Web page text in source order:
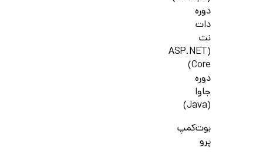
دوره
دات
نت
(ASP.NET
Core)
دوره
جاوا
(Java)
بوت‌کمپ
پرو